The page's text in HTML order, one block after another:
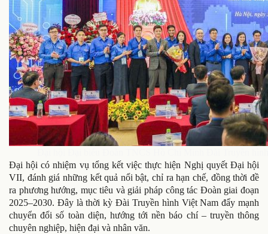
Đại hội có nhiệm vụ tổng kết việc thực hiện Nghị quyết Đại hội
VII, đánh giá những kết quả nổi bật, chỉ ra hạn chế, đồng thời đề
ra phương hướng, mục tiêu và giải pháp công tác Đoàn giai đoạn
2025–2030. Đây là thời kỳ Đài Truyền hình Việt Nam đẩy mạnh
chuyển đổi số toàn diện, hướng tới nền báo chí – truyền thông
chuyên nghiệp, hiện đại và nhân văn.